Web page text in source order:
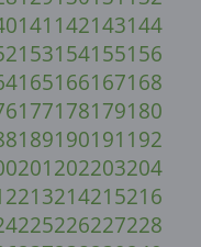
141 142143144
153154155156
165166167168
177178179180
189190191 192
201202203204
213214215216
225226227228